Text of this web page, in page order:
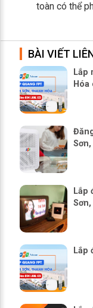
toàn có thể
BÀI VIẾT
Lắp
Lắp
Lắp